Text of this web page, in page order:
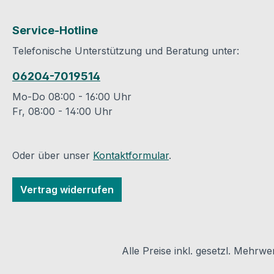
Egal, welche Arbeit Sie
verrichten – mit der
Sanitized®
Triclosan), die in alle
ATG® Handschuhe
integriert ist, haben
(triclosanfrei) wirkt wie
Deodorant, das die
Kleidung länger frisch
Atmungsaktivität - Die
Schrauben pro
Auch einen
Akkuschrauber
zur Montage ist
Service-Hotline
Telefonische Unterstützung und Beratung unter:
06204-7019514
Mo-Do 08:00 - 16:00 Uhr
Fr, 08:00 - 14:00 Uhr
Oder über unser Kontaktformular.
Vertrag widerrufen
Alle Preise inkl. gesetzl.